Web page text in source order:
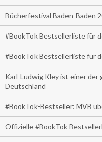
Bücherfestival Baden-Baden
#BookTok Bestsellerliste für
#BookTok Bestsellerliste für
Karl-Ludwig Kley ist einer
Deutschland
#BookTok-Bestseller: MVB
Offizielle #BookTok